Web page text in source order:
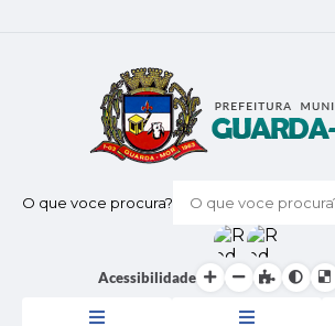
O que voce procura?
Acessibilidade